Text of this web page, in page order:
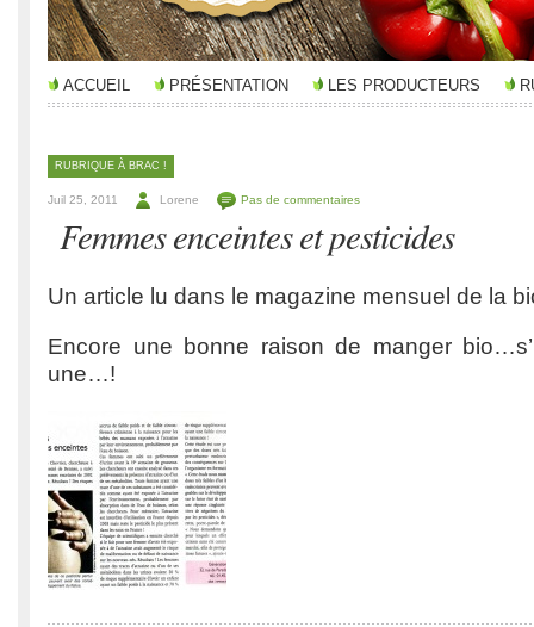
ACCUEIL PRÉSENTATION LES PRODUCTEURS
RUBRIQUE À BRAC !
Juil 25, 2011 Lorene Pas de commentaires
Femmes enceintes et pesticides
Un article lu dans le magazine mensuel de la
Encore une bonne raison de manger
une…!